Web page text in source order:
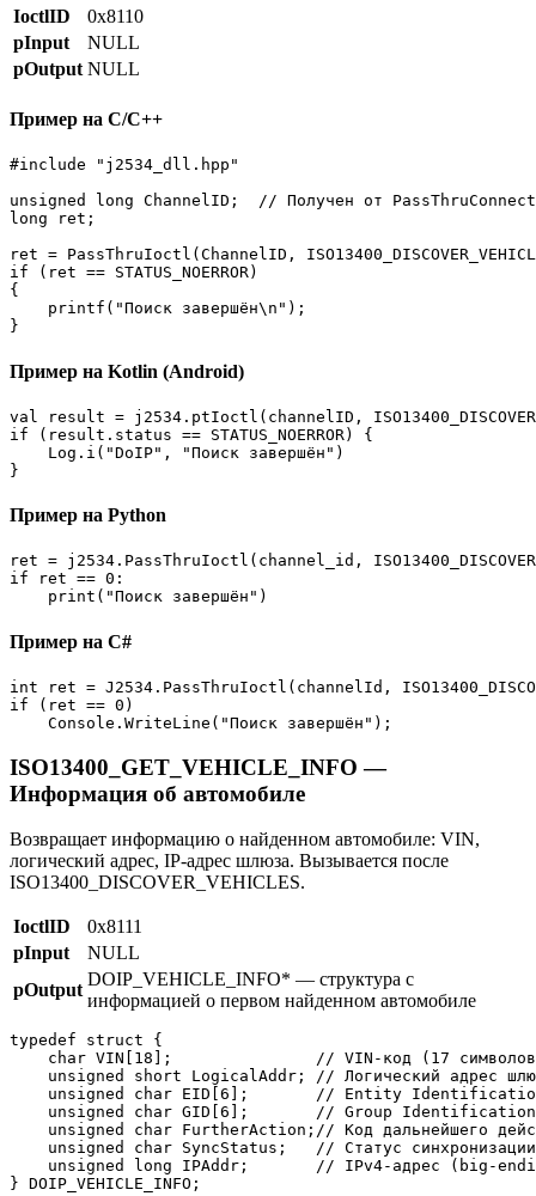
IoctlID
0x8110
pInput
NULL
pOutput NULL
Пример на C/C++
#include "j2534_dll.hpp"
unsigned long ChannelID;  // Получен от PassThruConnect
long ret;
ret = PassThruIoctl(ChannelID,
if (ret == STATUS_NOERROR)
{
    printf("Поиск завершён\n");
}
Пример на Kotlin (Android)
val result = j2534.ptIoctl(channelID,
if (result.status == STATUS_NOERROR) {
    Log.i("DoIP", "Поиск завершён")
}
Пример на Python
ret = j2534.PassThruIoctl(channel_id,
if ret == 0:
    print("Поиск завершён")
Пример на C#
int ret = J2534.PassThruIoctl(channelId,
if (ret == 0)
    Console.WriteLine("Поиск завершён");
ISO13400_GET_VEHICLE_INFO —
Информация об автомобиле
Возвращает информацию о найденном автомобиле: VIN,
логический адрес, IP-адрес шлюза. Вызывается после
ISO13400_DISCOVER_VEHICLES.
IoctlID
0x8111
pInput
NULL
pOutput
DOIP_VEHICLE_INFO* — структура с
информацией о первом найденном автомобиле
typedef struct {
char VIN[18];               // VIN-код (17
unsigned short LogicalAddr; // Логический адрес
unsigned char EID[6];       // Entity
    unsigned char GID[6];       // Group Identification
unsigned char FurtherAction;// Код дальнейшего
unsigned char SyncStatus;   // Статус
unsigned long IPAddr;       // IPv4-адрес (big-
} DOIP_VEHICLE_INFO;